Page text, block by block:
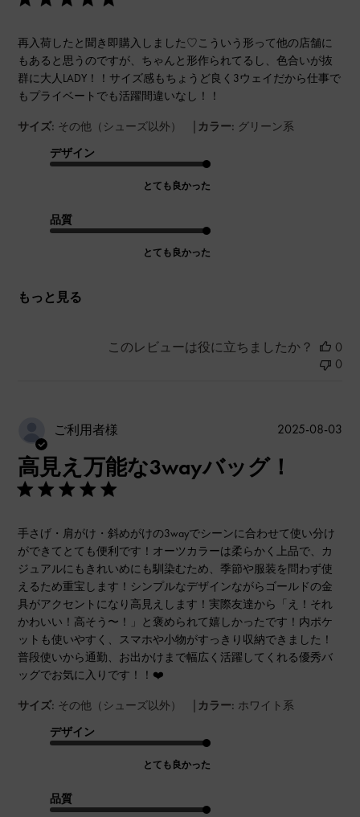
再入荷したと聞き即購入しました♡こういう形って他の店舗に
もあると思うのですが、ちゃんと形作られてるし、色合いが抜
群に大人LADY！！サイズ感もちょうど良く3ウェイだから仕事で
もプライベートでも活躍間違いなし！！
サイズ: その他（シューズ以外） | カラー: グリーン系
デザイン
とても良かった
品質
とても良かった
もっと見る
このレビューは役に立ちましたか？
0
0
ご利用者様
高見え万能な3wayバッグ！
手さげ・肩がけ・斜めがけの3wayでシーンに合わせて使い分け
ができてとても便利です！オーツカラーは柔らかく上品で、カ
ジュアルにもきれいめにも馴染むため、季節や服装を問わず使
えるため重宝します！シンプルなデザインながらゴールドの金
具がアクセントになり高見えします！実際友達から「え！それ
かわいい！高そう〜！」と褒められて嬉しかったです！内ポケ
ットも使いやすく、スマホや小物がすっきり収納できました！
普段使いから通勤、お出かけまで幅広く活躍してくれる優秀バ
ッグでお気に入りです！！❤️
サイズ: その他（シューズ以外） | カラー: ホワイト系
デザイン
とても良かった
品質
公
2025-08-03